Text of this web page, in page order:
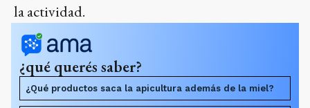
la actividad.
¿qué querés saber?
¿Qué productos saca la apicultura además de la miel?